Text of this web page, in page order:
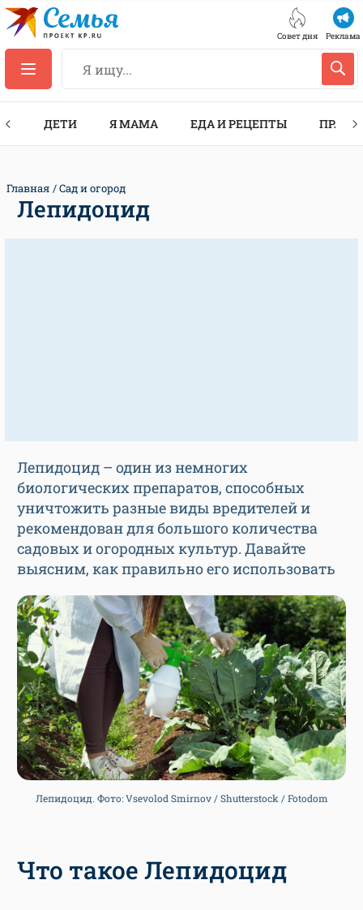
Совет дня Реклама
ДЕТИ Я МАМА ЕДА И РЕЦЕПТЫ
Главная Сад и огород
Лепидоцид
Лепидоцид – один из немногих
биологических препаратов, способных
уничтожить разные виды вредителей и
рекомендован для большого количества
садовых и огородных культур. Давайте
выясним, как правильно его использовать
Лепидоцид. Фото: Vsevolod Smirnov / Shutterstock / Fotodom
Что такое Лепидоцид